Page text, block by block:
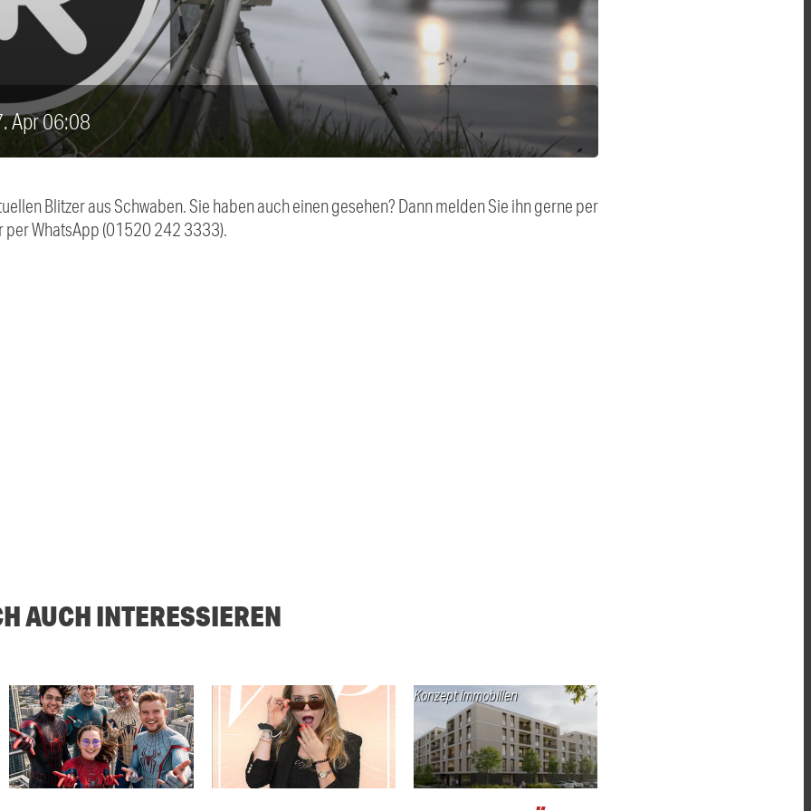
Apr 06:08
Blitzer aus Schwaben. Sie haben auch einen gesehen? Dann melden Sie ihn gerne per
WhatsApp (01520 242 3333).
AUCH INTERESSIEREN
Konzept Immobilien